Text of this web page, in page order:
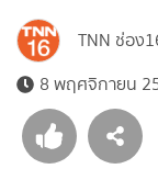
TNN ช่อง
8 พฤศจิกายน